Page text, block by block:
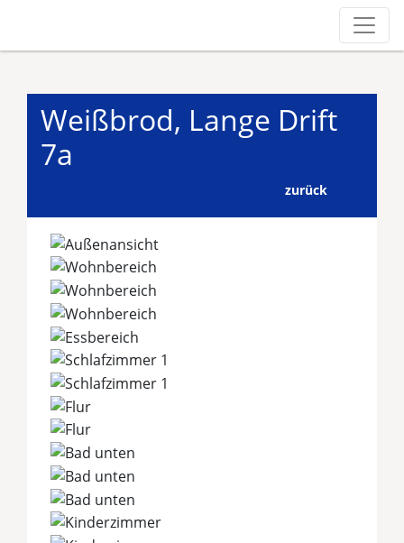
Weißbrod, Lange Drift
7a
zurück